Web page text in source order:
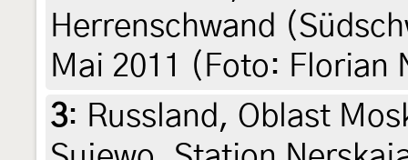
Herrenschwand
Mai 2011 (Foto: Florian
3: Russland, Oblast